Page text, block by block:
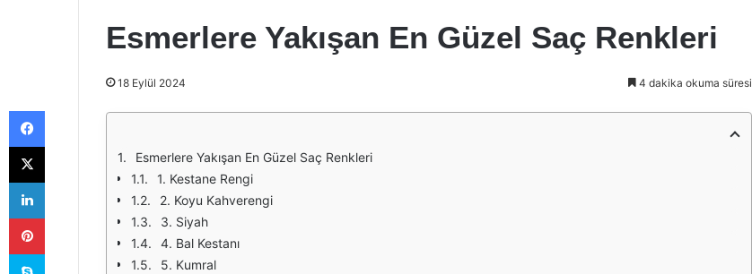
Esmerlere Yakışan En Güzel Saç Renkleri
18 Eylül 2024 4 dakika okuma süresi
Esmerlere Yakışan En Güzel Saç Renkleri
1. Kestane Rengi
2. Koyu Kahverengi
3. Siyah
4. Bal Kestanı
5. Kumral
Facebook
X
LinkedIn
Pinterest
Skype